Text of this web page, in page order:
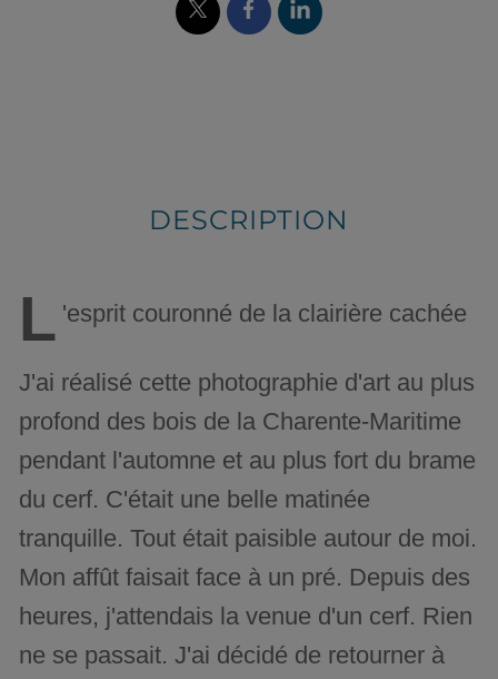
DESCRIPTION
L 'esprit couronné de la clairière cachée
J'ai réalisé cette photographie d'art au plus
profond des bois de la Charente-Maritime
pendant l'automne et au plus fort du brame
du cerf. C'était une belle matinée
tranquille. Tout était paisible autour de moi.
Mon affût faisait face à un pré. Depuis des
heures, j'attendais la venue d'un cerf. Rien
ne se passait. J'ai décidé de retourner à